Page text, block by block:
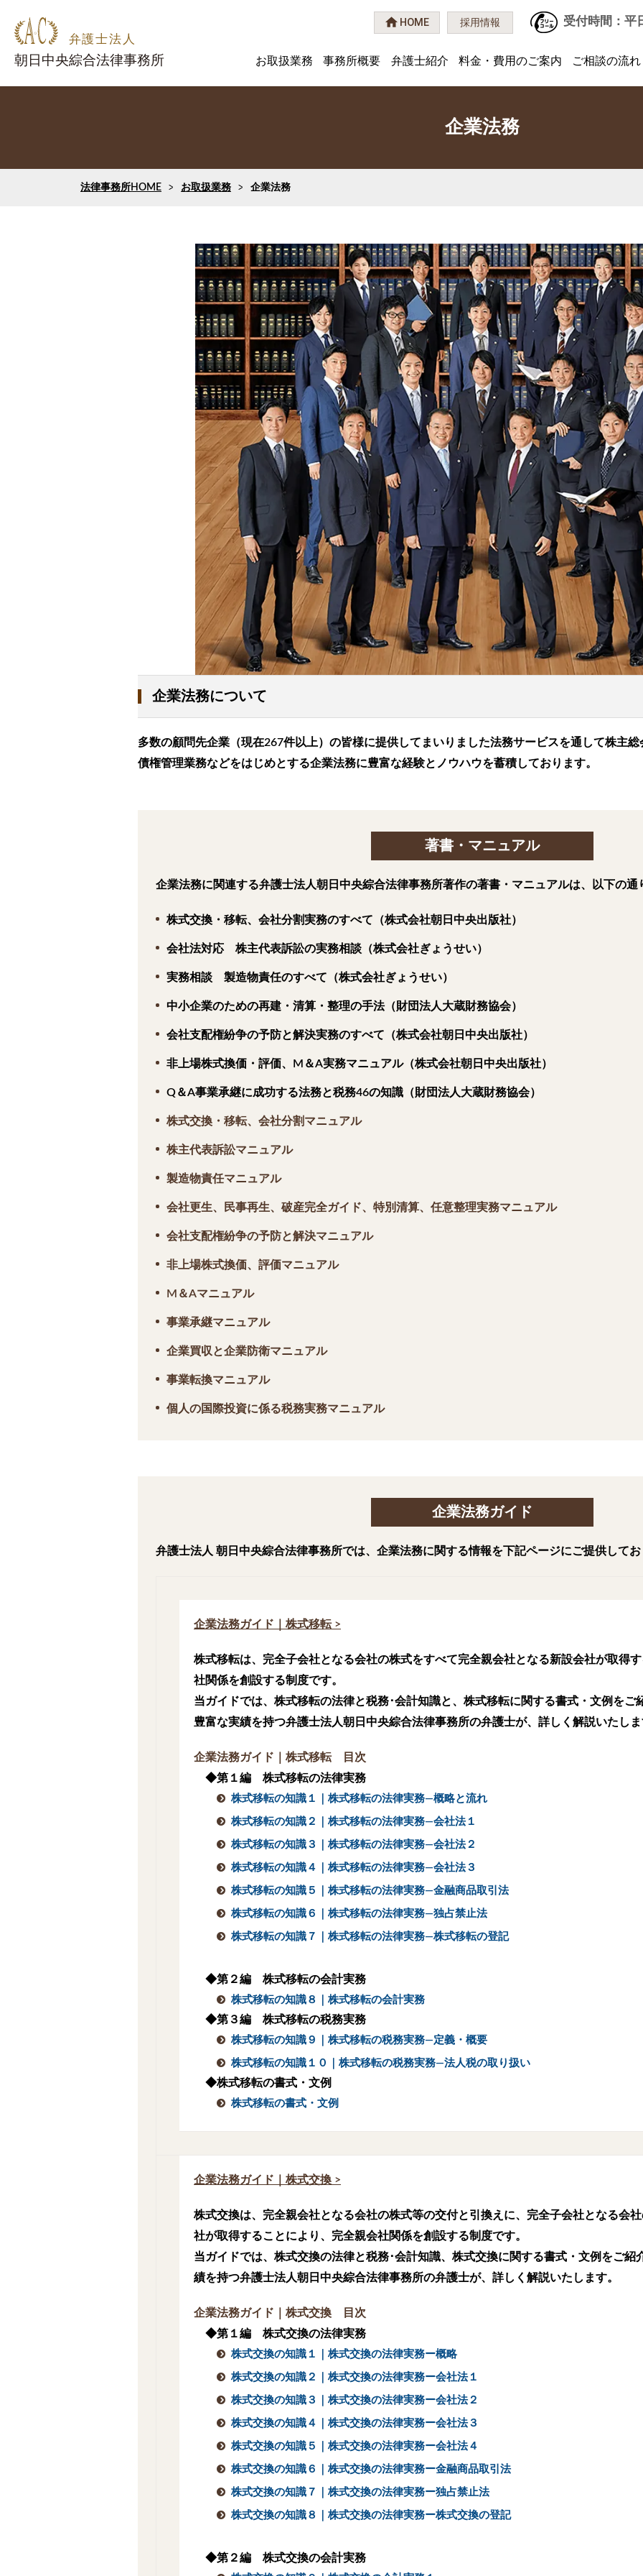
受付時間：平
HOME 採用情報
お取扱業務 事務所概要 弁護士紹介 料金・費用のご案内 ご相談の流れ
企業法務
法律事務所HOME お取扱業務 企業法務
企業法務について
多数の顧問先企業（現在267件以上）の皆様に提供してまいりました法務サービスを通して株主
債権管理業務などをはじめとする企業法務に豊富な経験とノウハウを蓄積しております。
著書・マニュアル
企業法務に関連する弁護士法人朝日中央綜合法律事務所著作の著書・マニュアルは、以下の通
株式交換・移転、会社分割実務のすべて（株式会社朝日中央出版社）
会社法対応 株主代表訴訟の実務相談（株式会社ぎょうせい）
実務相談 製造物責任のすべて（株式会社ぎょうせい）
中小企業のための再建・清算・整理の手法（財団法人大蔵財務協会）
会社支配権紛争の予防と解決実務のすべて（株式会社朝日中央出版社）
非上場株式換価・評価、M＆A実務マニュアル（株式会社朝日中央出版社）
Q＆A事業承継に成功する法務と税務46の知識（財団法人大蔵財務協会）
株式交換・移転、会社分割マニュアル
株主代表訴訟マニュアル
製造物責任マニュアル
会社更生、民事再生、破産完全ガイド、特別清算、任意整理実務マニュアル
会社支配権紛争の予防と解決マニュアル
非上場株式換価、評価マニュアル
M＆Aマニュアル
事業承継マニュアル
企業買収と企業防衛マニュアル
事業転換マニュアル
個人の国際投資に係る税務実務マニュアル
企業法務ガイド
弁護士法人 朝日中央綜合法律事務所では、企業法務に関する情報を下記ページにご提供して
企業法務ガイド｜株式移転>
株式移転は、完全子会社となる会社の株式をすべて完全親会社となる新設会社が取得
社関係を創設する制度です。
当ガイドでは、株式移転の法律と税務･会計知識と、株式移転に関する書式・文例をご
豊富な実績を持つ弁護士法人朝日中央綜合法律事務所の弁護士が、詳しく解説いたし
企業法務ガイド｜株式移転 目次
◆第１編 株式移転の法律実務
株式移転の知識１｜株式移転の法律実務―概略と流れ
株式移転の知識２｜株式移転の法律実務―会社法１
株式移転の知識３｜株式移転の法律実務―会社法２
株式移転の知識４｜株式移転の法律実務―会社法３
株式移転の知識５｜株式移転の法律実務―金融商品取引法
株式移転の知識６｜株式移転の法律実務―独占禁止法
株式移転の知識７｜株式移転の法律実務―株式移転の登記
◆第２編 株式移転の会計実務
株式移転の知識８｜株式移転の会計実務
◆第３編 株式移転の税務実務
株式移転の知識９｜株式移転の税務実務―定義・概要
株式移転の知識１０｜株式移転の税務実務―法人税の取り扱い
◆株式移転の書式・文例
株式移転の書式・文例
企業法務ガイド｜株式交換 >
株式交換は、完全親会社となる会社の株式等の交付と引換えに、完全子会社となる会
社が取得することにより、完全親会社関係を創設する制度です。
当ガイドでは、株式交換の法律と税務･会計知識、株式交換に関する書式・文例をご紹
績を持つ弁護士法人朝日中央綜合法律事務所の弁護士が、詳しく解説いたします。
企業法務ガイド｜株式交換 目次
◆第１編 株式交換の法律実務
株式交換の知識１｜株式交換の法律実務ー概略
株式交換の知識２｜株式交換の法律実務ー会社法１
株式交換の知識３｜株式交換の法律実務ー会社法２
株式交換の知識４｜株式交換の法律実務ー会社法３
株式交換の知識５｜株式交換の法律実務ー会社法４
株式交換の知識６｜株式交換の法律実務ー金融商品取引法
株式交換の知識７｜株式交換の法律実務ー独占禁止法
株式交換の知識８｜株式交換の法律実務ー株式交換の登記
◆第２編 株式交換の会計実務